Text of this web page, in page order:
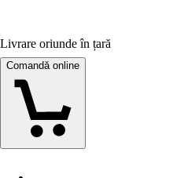
Livrare oriunde în țară
Comandă online